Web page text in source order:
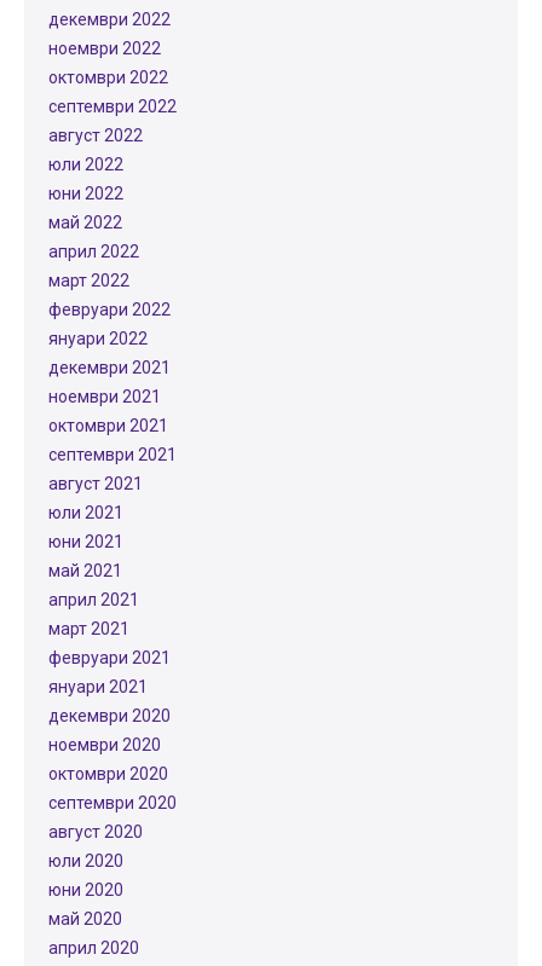
декември 2022
ноември 2022
октомври 2022
септември 2022
август 2022
юли 2022
юни 2022
май 2022
април 2022
март 2022
февруари 2022
януари 2022
декември 2021
ноември 2021
октомври 2021
септември 2021
август 2021
юли 2021
юни 2021
май 2021
април 2021
март 2021
февруари 2021
януари 2021
декември 2020
ноември 2020
октомври 2020
септември 2020
август 2020
юли 2020
юни 2020
май 2020
април 2020